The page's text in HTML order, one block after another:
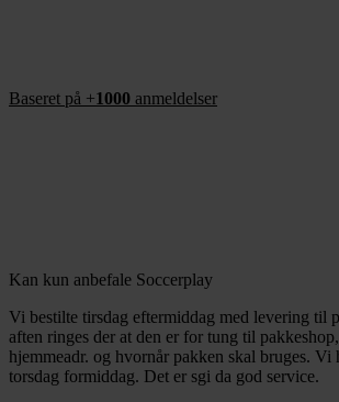
Baseret på +1000 anmeldelser
Kan kun anbefale Soccerplay
Vi bestilte tirsdag eftermiddag med levering til
aften ringes der at den er for tung til
hjemmeadr. og hvornår pakken skal bruges. Vi
torsdag formiddag. Det er sgi da god service.